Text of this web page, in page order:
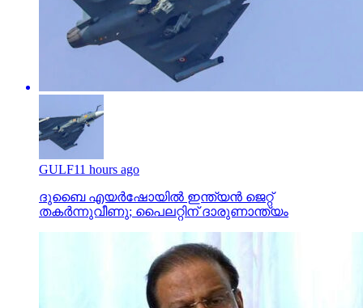
GULF11 hours ago
ദുബൈ എയര്‍ഷോയില്‍ ഇന്ത്യന്‍ ജെറ്റ്
തകര്‍ന്നുവീണു; പൈലറ്റിന് ദാരുണാന്ത്യം